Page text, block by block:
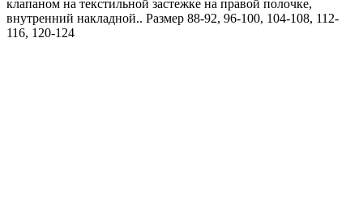
клапаном на текстильной застежке на правой полочке,
внутренний накладной.. Размер 88-92, 96-100, 104-108, 112-
116, 120-124